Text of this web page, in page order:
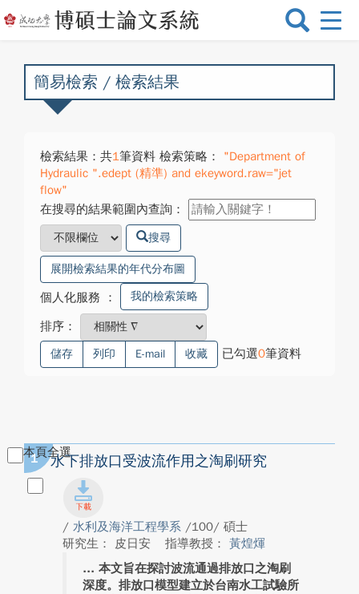
選
換
簡易檢索 / 檢索結果
檢索結果：共1筆資料 檢索策略：
"Department of
Hydraulic ".edept (精準) and ekeyword.raw="jet
flow"
在搜尋的結果範圍內查詢：
搜尋
展開檢索結果的年代分布圖
個人化服務 ： 我的檢索策略
排序：
儲存 列印 E-mail 收藏 已勾選0筆資料
本頁全選
1 水下排放口受波流作用之淘刷研究
/ 水利及海洋工程學系 /100/ 碩士
研究生： 皮日安
指導教授： 黃煌煇
本文旨在探討波流通過排放口之淘刷
深度。排放口模型建立於台南水工試驗所